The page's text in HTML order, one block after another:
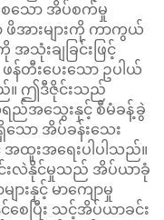
သော အိပ်စက်မှု
ဖိအားများကို ကာကွယ်
သုံးချခြင်းဖြင့်
န်တီးပေးသော ဥပါယ်
ည်။ ဤဒီဇိုင်းသည်
ည်အသွေးနှင့် စီမံခန့်ခွဲ
ာ အိပ်ခန်းသေး
အထူးအရေးပါပါသည်။
င်းလဲနိုင်မှုသည် အိပ်ယာခုံ
းနှင့် မာကျောမှု
စေပြီး သင့်အိပ်ယာခင်း